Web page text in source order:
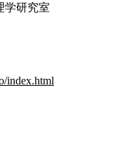
学研究室
index.html